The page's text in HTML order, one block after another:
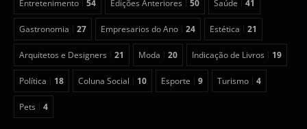
Entretenimento 54 Edições Anteriores 50 Saúde 41
Gastronomia 27 Empresarios do Ano 24 Estética 21
Arquitetos e Designers 21 Moda 20 Indicação de Livros 19
Política 18 Coluna Social 10 Esporte 9 Turismo 4
Pets 4